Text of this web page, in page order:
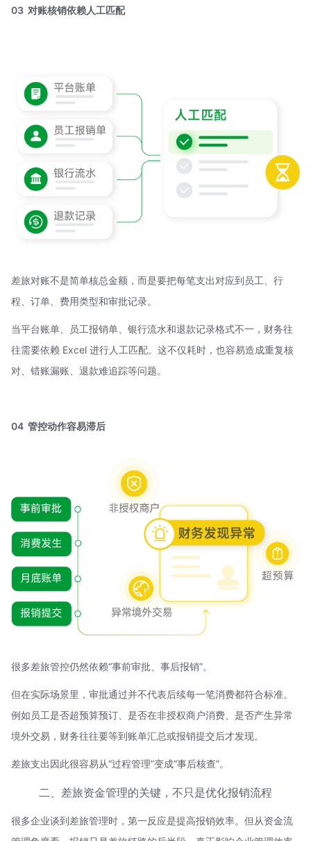
03 对账核销依赖人工匹配
差旅对账不是简单核总金额，而是要把每笔支出对应到员工、行
程、订单、费用类型和审批记录。
当平台账单、员工报销单、银行流水和退款记录格式不一，财务往
往需要依赖 Excel 进行人工匹配。这不仅耗时，也容易造成重复核
对、错账漏账、退款难追踪等问题。
04 管控动作容易滞后
很多差旅管控仍然依赖“事前审批、事后报销”。
但在实际场景里，审批通过并不代表后续每一笔消费都符合标准。
例如员工是否超预算预订、是否在非授权商户消费、是否产生异常
境外交易，财务往往要等到账单汇总或报销提交后才发现。
差旅支出因此很容易从“过程管理”变成“事后核查”。
二、差旅资金管理的关键，不只是优化报销流程
很多企业谈到差旅管理时，第一反应是提高报销效率。但从资金流